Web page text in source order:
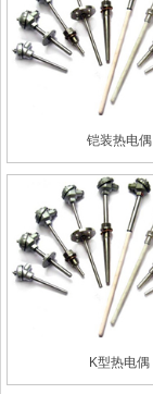
铠装热电偶
K型热电偶